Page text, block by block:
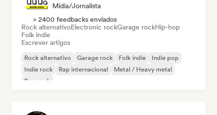
Mídia/Jornalista
> 2400 feedbacks enviados
Rock alternativoElectronic rockGarage rockHip-hop
Folk indie
Escrever artigos
Rock alternativo Garage rock Folk indie
Indie pop
Indie rock
Rap internacional
Metal / Heavy metal
Pop rock